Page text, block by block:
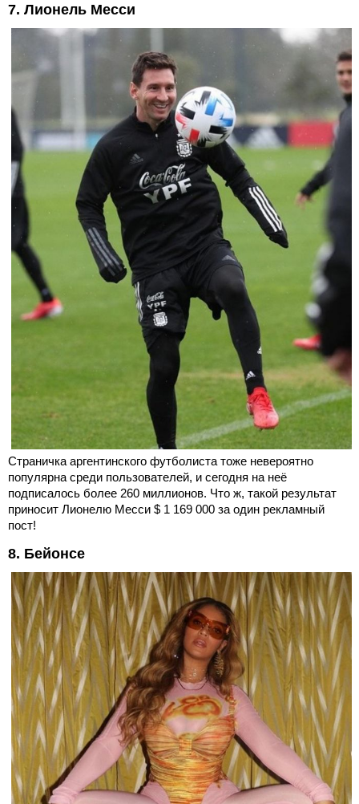
7. Лионель Месси
Страничка аргентинского футболиста тоже невероятно
популярна среди пользователей, и сегодня на неё
подписалось более 260 миллионов. Что ж, такой результат
приносит Лионелю Месси $ 1 169 000 за один рекламный
пост!
8. Бейонсе